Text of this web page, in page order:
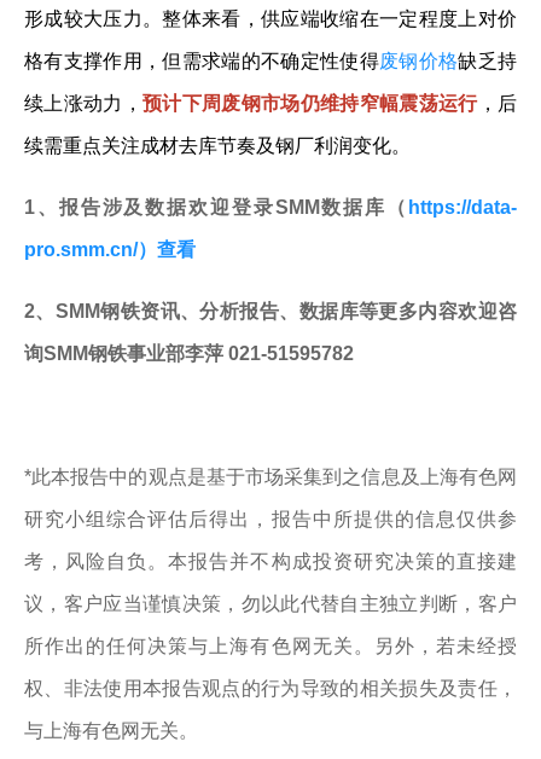
形成较大压力。整体来看，供应端收缩在一定程度上对价
格有支撑作用，但需求端的不确定性使得废钢价格缺乏持
续上涨动力， 预计下周废钢市场仍维持窄幅震荡运行，后
续需重点关注成材去库节奏及钢厂利润变化。
1、报告涉及数据欢迎登录SMM数据库（ https://data-
pro.smm.cn/）查看
2、SMM钢铁资讯、分析报告、数据库等更多内容欢迎咨
询SMM钢铁事业部李萍 021-51595782
*此本报告中的观点是基于市场采集到之信息及上海有色网
研究小组综合评估后得出，报告中所提供的信息仅供参
考，风险自负。本报告并不构成投资研究决策的直接建
议，客户应当谨慎决策，勿以此代替自主独立判断，客户
所作出的任何决策与上海有色网无关。另外，若未经授
权、非法使用本报告观点的行为导致的相关损失及责任，
与上海有色网无关。